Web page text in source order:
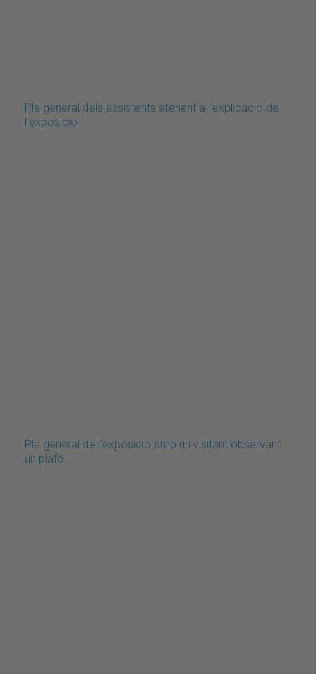
Pla general dels assistents atenent a l'explicació de
l'exposició
Pla general de l'exposició amb un visitant observant
un plafó